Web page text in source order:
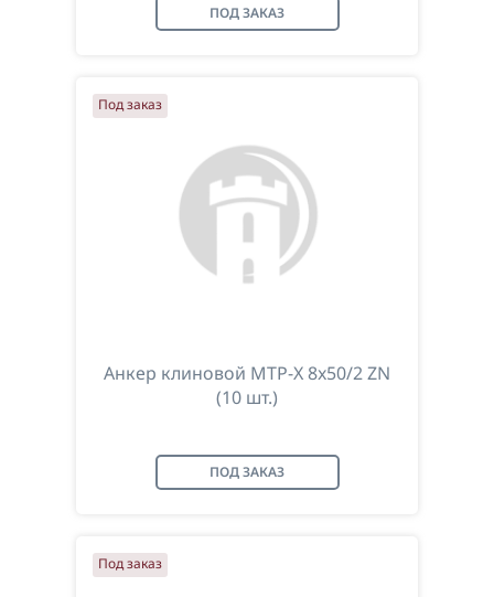
ПОД ЗАКАЗ
Анкер клиновой MTP-X 8x50/2 ZN
(10 шт.)
ПОД ЗАКАЗ
Под заказ
Под заказ